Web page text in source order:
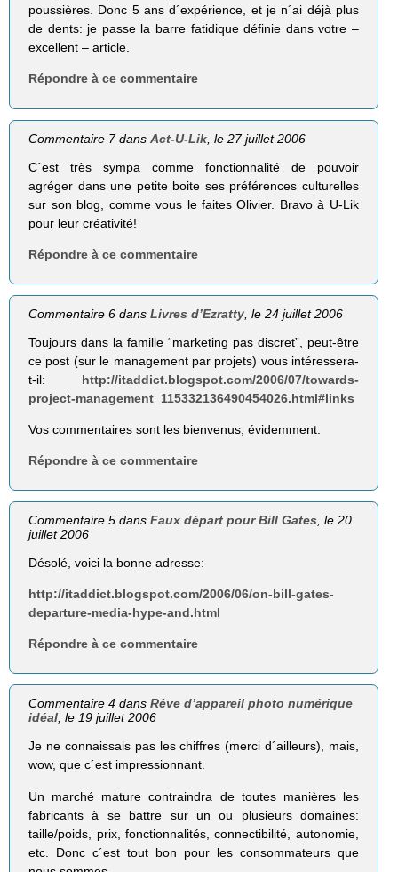
poussières. Donc 5 ans d´expérience, et je n´ai déjà plus
de dents: je passe la barre fatidique définie dans votre –
excellent – article.
Répondre à ce commentaire
Commentaire 7 dansAct-U-Lik , le 27 juillet 2006
C´est très sympa comme fonctionnalité de pouvoir
agréger dans une petite boite ses préférences culturelles
sur son blog, comme vous le faites Olivier. Bravo à U-Lik
pour leur créativité!
Répondre à ce commentaire
Commentaire 6 dansLivres d’Ezratty , le 24 juillet 2006
Toujours dans la famille “marketing pas discret”, peut-être
ce post (sur le management par projets) vous intéressera-
t-il: http://itaddict.blogspot.com/2006/07/towards-
project-management_115332136490454026.html#links
Vos commentaires sont les bienvenus, évidemment.
Répondre à ce commentaire
Commentaire 5 dansFaux départ pour Bill Gates , le 20
juillet 2006
Désolé, voici la bonne adresse:
http://itaddict.blogspot.com/2006/06/on-bill-gates-
departure-media-hype-and.html
Répondre à ce commentaire
Commentaire 4 dansRêve d’appareil photo numérique
idéal, le 19 juillet 2006
Je ne connaissais pas les chiffres (merci d´ailleurs), mais,
wow, que c´est impressionnant.
Un marché mature contraindra de toutes manières les
fabricants à se battre sur un ou plusieurs domaines:
taille/poids, prix, fonctionnalités, connectibilité, autonomie,
etc. Donc c´est tout bon pour les consommateurs que